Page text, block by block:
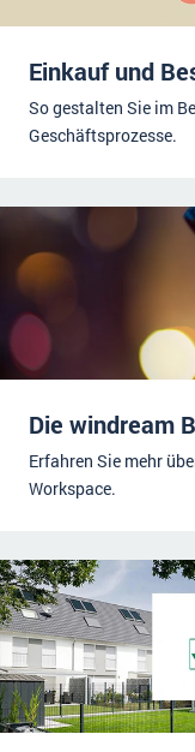
Einkauf und
So gestalten Sie im
Geschäftsprozesse.
Die windream
Erfahren Sie mehr
Workspace.